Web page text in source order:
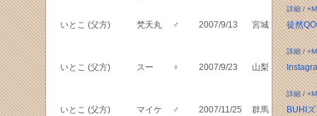
詳細/
いとこ (父方) 梵天丸 ♂ 2007/9/13 宮城 徒然
詳細/
いとこ (父方) スー ♀ 2007/9/23 山梨
詳細/
いとこ (父方)
マイケ
♂ 2007/11/25 群馬 BUHI